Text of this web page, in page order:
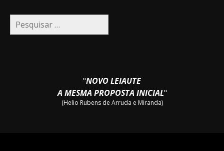
Pesquisar
por:
"NOVO LEIAUTE
A MESMA PROPOSTA INICIAL"
(Helio Rubens de Arruda e Miranda)